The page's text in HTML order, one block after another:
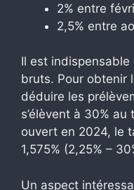
2% entre
2,5% entre
Il est
bruts. Pour obtenir
déduire les
s’élèvent à 30%
ouvert en 2024, le
1,575% (2,25% –
Un aspect